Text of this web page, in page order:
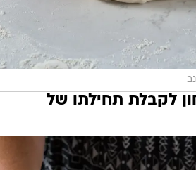
לקבלת תחילתו של